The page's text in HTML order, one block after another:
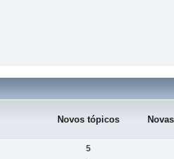
Novos tópicos
5